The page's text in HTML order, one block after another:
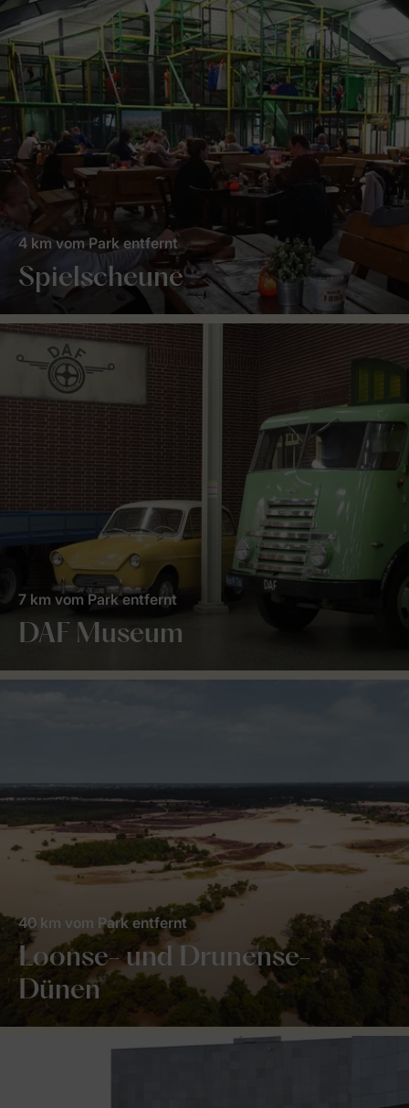
Spielscheune
4 km vom Park entfernt
DAF Museum
7 km vom Park entfernt
Loonse- und Drunense-
Dünen
40 km vom Park entfernt